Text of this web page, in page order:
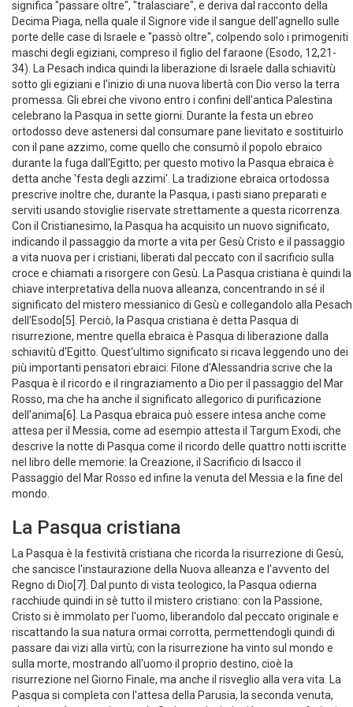
l'immolazione dell'agnello e il pane azzimo. La parola ebraica pesach
significa "passare oltre", "tralasciare", e deriva dal racconto della
Decima Piaga, nella quale il Signore vide il sangue dell'agnello sulle
porte delle case di Israele e "passò oltre", colpendo solo i primogeniti
maschi degli egiziani, compreso il figlio del faraone (Esodo, 12,21-
34). La Pesach indica quindi la liberazione di Israele dalla schiavitù
sotto gli egiziani e l'inizio di una nuova libertà con Dio verso la terra
promessa. Gli ebrei che vivono entro i confini dell'antica Palestina
celebrano la Pasqua in sette giorni. Durante la festa un ebreo
ortodosso deve astenersi dal consumare pane lievitato e sostituirlo
con il pane azzimo, come quello che consumò il popolo ebraico
durante la fuga dall'Egitto; per questo motivo la Pasqua ebraica è
detta anche 'festa degli azzimi'. La tradizione ebraica ortodossa
prescrive inoltre che, durante la Pasqua, i pasti siano preparati e
serviti usando stoviglie riservate strettamente a questa ricorrenza.
Con il Cristianesimo, la Pasqua ha acquisito un nuovo significato,
indicando il passaggio da morte a vita per Gesù Cristo e il passaggio
a vita nuova per i cristiani, liberati dal peccato con il sacrificio sulla
croce e chiamati a risorgere con Gesù. La Pasqua cristiana è quindi la
chiave interpretativa della nuova alleanza, concentrando in sé il
significato del mistero messianico di Gesù e collegandolo alla Pesach
dell'Esodo[5]. Perciò, la Pasqua cristiana è detta Pasqua di
risurrezione, mentre quella ebraica è Pasqua di liberazione dalla
schiavitù d'Egitto. Quest'ultimo significato si ricava leggendo uno dei
più importanti pensatori ebraici: Filone d'Alessandria scrive che la
Pasqua è il ricordo e il ringraziamento a Dio per il passaggio del Mar
Rosso, ma che ha anche il significato allegorico di purificazione
dell'anima[6]. La Pasqua ebraica può essere intesa anche come
attesa per il Messia, come ad esempio attesta il Targum Exodi, che
descrive la notte di Pasqua come il ricordo delle quattro notti iscritte
nel libro delle memorie: la Creazione, il Sacrificio di Isacco il
Passaggio del Mar Rosso ed infine la venuta del Messia e la fine del
La Pasqua cristiana
La Pasqua è la festività cristiana che ricorda la risurrezione di Gesù,
che sancisce l'instaurazione della Nuova alleanza e l'avvento del
Regno di Dio[7]. Dal punto di vista teologico, la Pasqua odierna
racchiude quindi in sè tutto il mistero cristiano: con la Passione,
Cristo si è immolato per l'uomo, liberandolo dal peccato originale e
riscattando la sua natura ormai corrotta, permettendogli quindi di
passare dai vizi alla virtù; con la risurrezione ha vinto sul mondo e
sulla morte, mostrando all'uomo il proprio destino, cioè la
risurrezione nel Giorno Finale, ma anche il risveglio alla vera vita. La